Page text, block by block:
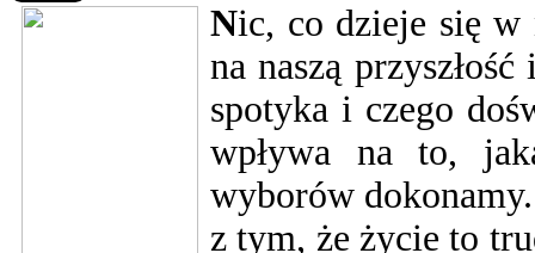
Nic, co dzieje się w
na naszą
spotyka i czego
wpływa na to,
wyborów
z tym, że życie to